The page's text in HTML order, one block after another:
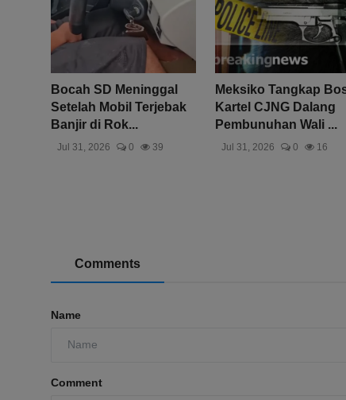
Bocah SD Meninggal
Setelah Mobil Terjebak
Banjir di Rok...
Jul 31, 2026 0 39
Meksiko Tangkap
Kartel CJNG Dalang
Pembunuhan Wali ...
Jul 31, 2026 0 16
Comments
Name
Comment